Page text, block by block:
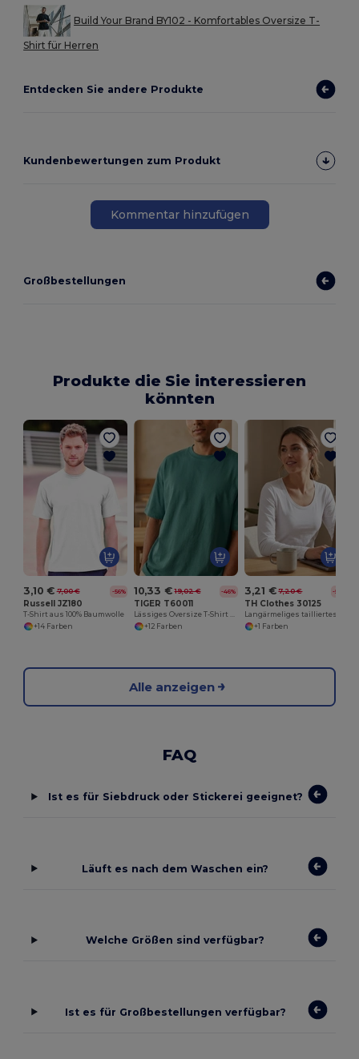
Build Your Brand BY102 - Komfortables Oversize T-
Shirt für Herren
Entdecken Sie andere Produkte
Kundenbewertungen zum Produkt
Kommentar hinzufügen
Großbestellungen
Produkte die Sie interessieren
könnten
3,10 € 7,00 € -56%
Russell JZ180
T-Shirt aus 100% Baumwolle
+14 Farben
10,33 € 19,02 € -46%
TIGER T60011
Lässiges Oversize T-Shirt aus Bio-Baumwolle
+12 Farben
3,21 € 7,20 € -55%
TH Clothes 30125
+1 Farben
Alle anzeigen
FAQ
Ist es für Siebdruck oder Stickerei geeignet?
Läuft es nach dem Waschen ein?
Welche Größen sind verfügbar?
Ist es für Großbestellungen verfügbar?